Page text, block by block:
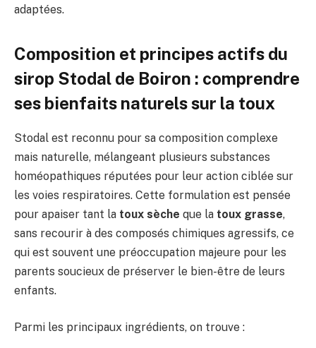
adaptées.
Composition et principes actifs du
sirop Stodal de Boiron : comprendre
ses bienfaits naturels sur la toux
Stodal est reconnu pour sa composition complexe
mais naturelle, mélangeant plusieurs substances
homéopathiques réputées pour leur action ciblée sur
les voies respiratoires. Cette formulation est pensée
pour apaiser tant la toux sèche que la toux grasse,
sans recourir à des composés chimiques agressifs, ce
qui est souvent une préoccupation majeure pour les
parents soucieux de préserver le bien-être de leurs
enfants.
Parmi les principaux ingrédients, on trouve :